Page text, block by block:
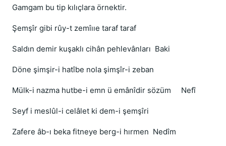
Gamgam bu tip kılıçlara örnektir.
Şemşîr gibi rûy-t zemîııe taraf taraf
Saldın demir kuşaklı cihân pehlevânları Baki
Döne şimşir-i hatîbe nola şimşîr-i zeban
Mülk-i nazma hutbe-i emn ü emânîdir sözüm Nefî
Seyf i meslûl-i celâlet ki dem-i şemşîri
Zafere âb-ı beka fitneye berg-i hırmen Nedîm